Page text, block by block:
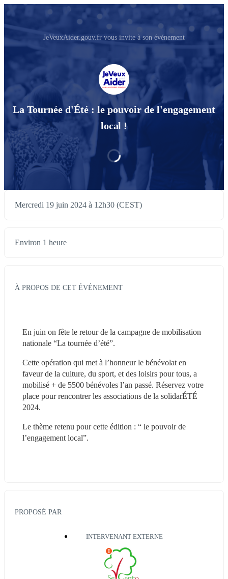
JeVeuxAider.gouv.fr vous invite à son événement
La Tournée d'Été : le pouvoir de l'engagement
local !
Mercredi 19 juin 2024 à 12h30 (CEST)
Environ 1 heure
À PROPOS DE CET ÉVÉNEMENT
En juin on fête le retour de la campagne de mobilisation
nationale “La tournée d’été”.
Cette opération qui met à l’honneur le bénévolat en
faveur de la culture, du sport, et des loisirs pour tous, a
mobilisé + de 5500 bénévoles l’an passé. Réservez votre
place pour rencontrer les associations de la solidarÉTÉ
2024.
Le thème retenu pour cette édition : “ le pouvoir de
l’engagement local”.
PROPOSÉ PAR
INTERVENANT EXTERNE
I